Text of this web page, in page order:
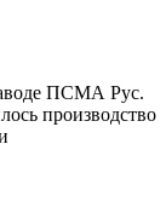
ПСМА Рус.
производство